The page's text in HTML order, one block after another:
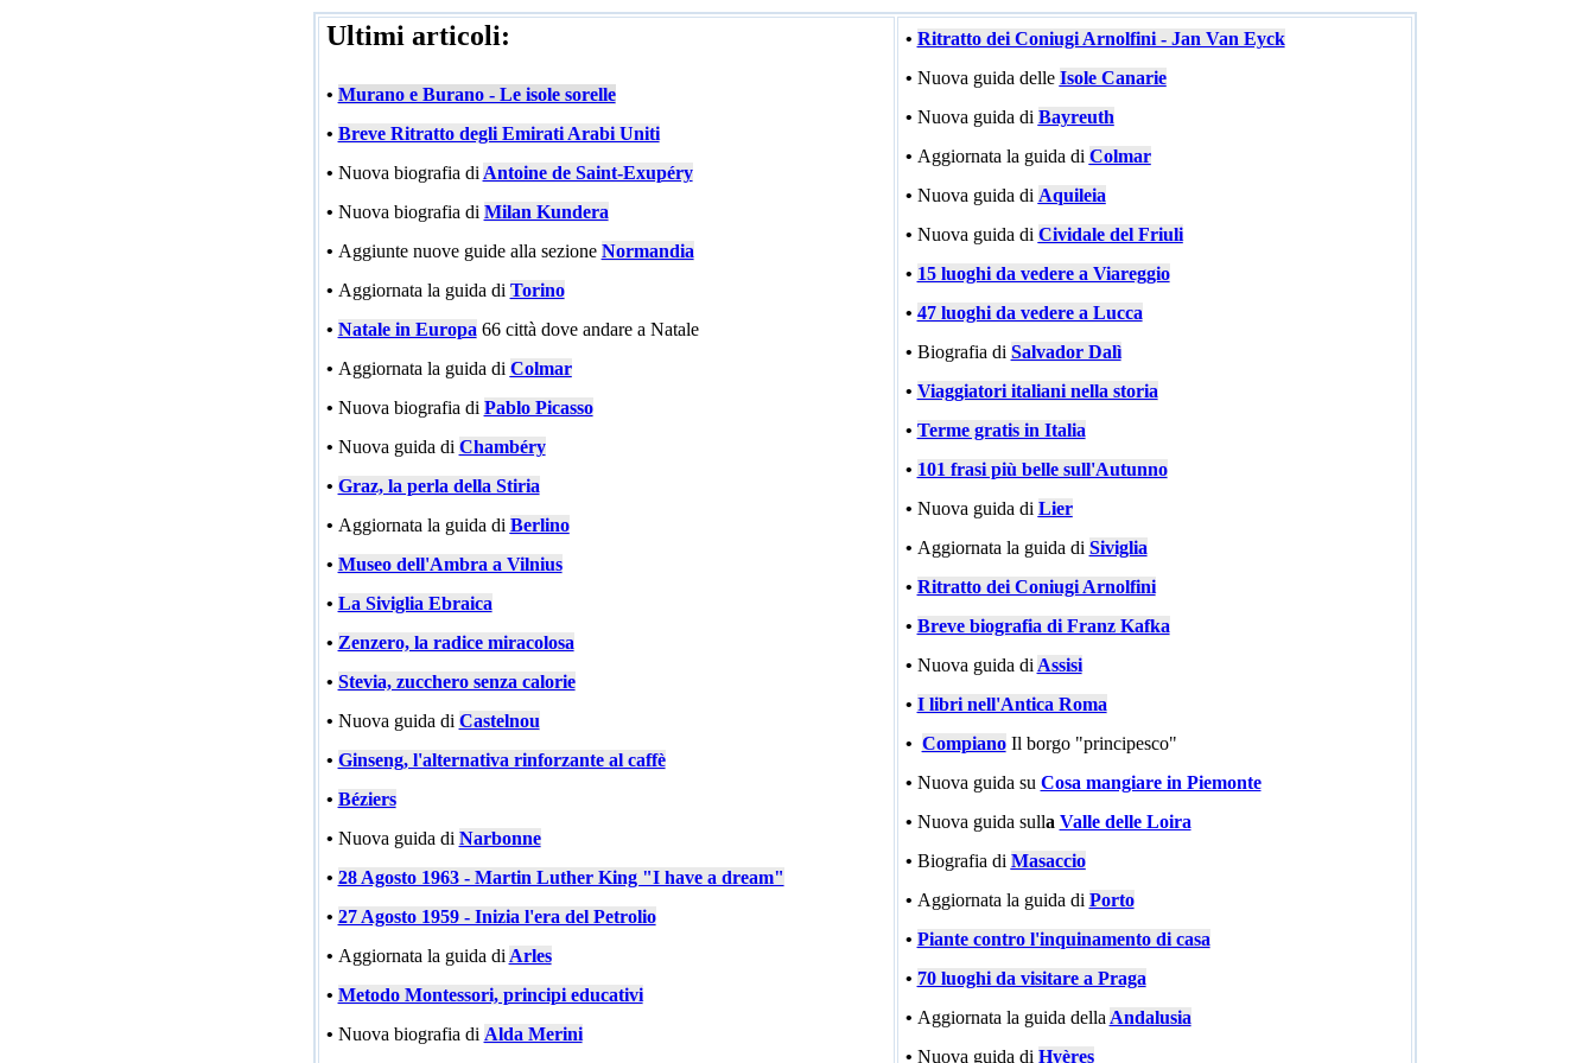
Ultimi articoli:
• Murano e Burano - Le isole sorelle
• Breve Ritratto degli Emirati Arabi Uniti
• Nuova biografia di Antoine de Saint-Exupéry
• Nuova biografia di Milan Kundera
• Aggiunte nuove guide alla sezione Normandia
• Aggiornata la guida di Torino
• Natale in Europa 66 città dove andare a Natale
• Aggiornata la guida di Colmar
• Nuova biografia di Pablo Picasso
• Nuova guida di Chambéry
• Graz, la perla della Stiria
• Aggiornata la guida di Berlino
• Museo dell'Ambra a Vilnius
• La Siviglia Ebraica
• Zenzero, la radice miracolosa
• Stevia, zucchero senza calorie
• Nuova guida di Castelnou
• Ginseng, l'alternativa rinforzante al caffè
• Béziers
• Nuova guida di Narbonne
• 28 Agosto 1963 - Martin Luther King "I have a dream"
• 27 Agosto 1959 - Inizia l'era del Petrolio
• Aggiornata la guida di Arles
• Metodo Montessori, principi educativi
• Nuova biografia di Alda Merini
• Ritratto dei Coniugi Arnolfini - Jan Van Eyck
• Nuova guida delle Isole Canarie
• Nuova guida di Bayreuth
• Aggiornata la guida di Colmar
• Nuova guida di Aquileia
• Nuova guida di Cividale del Friuli
• 15 luoghi da vedere a Viareggio
• 47 luoghi da vedere a Lucca
• Biografia di Salvador Dalì
• Viaggiatori italiani nella storia
• Terme gratis in Italia
• 101 frasi più belle sull'Autunno
• Nuova guida di Lier
• Aggiornata la guida di Siviglia
• Ritratto dei Coniugi Arnolfini
• Breve biografia di Franz Kafka
• Nuova guida di Assisi
• I libri nell'Antica Roma
• Compiano Il borgo "principesco"
• Nuova guida su Cosa mangiare in Piemonte
• Nuova guida sulla Valle delle Loira
• Biografia di Masaccio
• Aggiornata la guida di Porto
• Piante contro l'inquinamento di casa
• 70 luoghi da visitare a Praga
• Aggiornata la guida della Andalusia
• Nuova guida di Hyères